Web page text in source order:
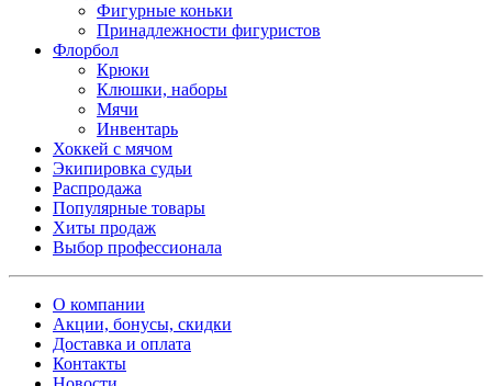
Фигурные коньки
Принадлежности фигуристов
Флорбол
Крюки
Клюшки, наборы
Мячи
Инвентарь
Хоккей с мячом
Экипировка судьи
Распродажа
Популярные товары
Хиты продаж
Выбор профессионала
О компании
Акции, бонусы, скидки
Доставка и оплата
Контакты